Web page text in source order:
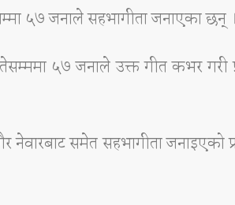
५७ जनाले सहभागीता जनाएका छन् ।
५७ जनाले उक्त गीत कभर गरी
नेवारबाट समेत सहभागीता जनाइएको